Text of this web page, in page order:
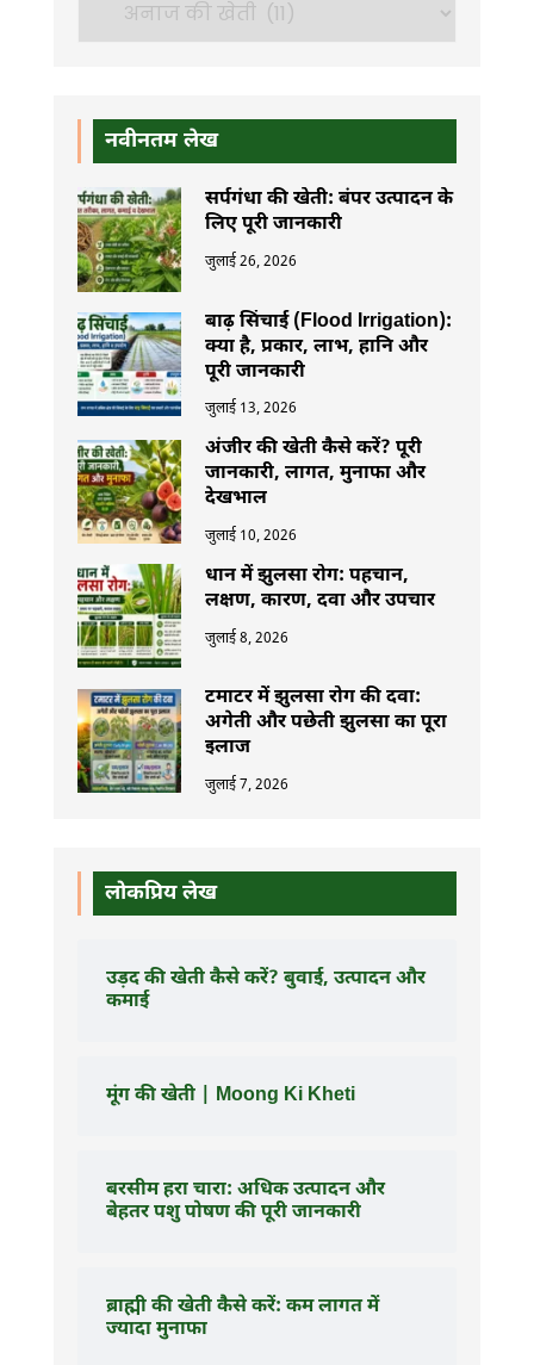
नवीनतम लेख
सर्पगंधा की खेती: बंपर उत्पादन के
लिए पूरी जानकारी
जुलाई 26, 2026
बाढ़ सिंचाई (Flood Irrigation):
क्या है, प्रकार, लाभ, हानि और
पूरी जानकारी
जुलाई 13, 2026
अंजीर की खेती कैसे करें? पूरी
जानकारी, लागत, मुनाफा और
देखभाल
जुलाई 10, 2026
धान में झुलसा रोग: पहचान,
लक्षण, कारण, दवा और उपचार
जुलाई 8, 2026
टमाटर में झुलसा रोग की दवा:
अगेती और पछेती झुलसा का पूरा
इलाज
जुलाई 7, 2026
लोकप्रिय लेख
उड़द की खेती कैसे करें? बुवाई, उत्पादन और
कमाई
मूंग की खेती | Moong Ki Kheti
बरसीम हरा चारा: अधिक उत्पादन और
बेहतर पशु पोषण की पूरी जानकारी
ब्राह्मी की खेती कैसे करें: कम लागत में
ज्यादा मुनाफा